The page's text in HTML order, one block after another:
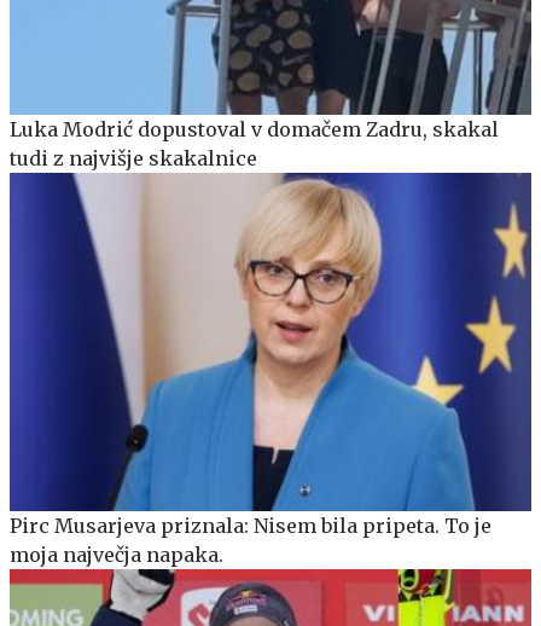
Luka Modrić dopustoval v domačem Zadru, skakal
tudi z najvišje skakalnice
Pirc Musarjeva priznala: Nisem bila pripeta. To je
moja največja napaka.